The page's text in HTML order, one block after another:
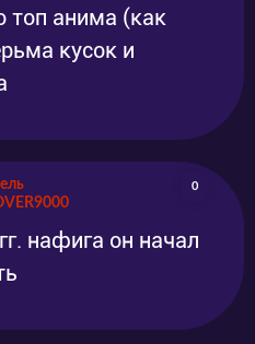
топ анима (как
кусок и
0
нафига он начал